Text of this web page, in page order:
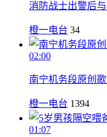
消防战士出警后
橙一电台 34
02:00
南宁机务段原创
橙一电台 1394
01:07